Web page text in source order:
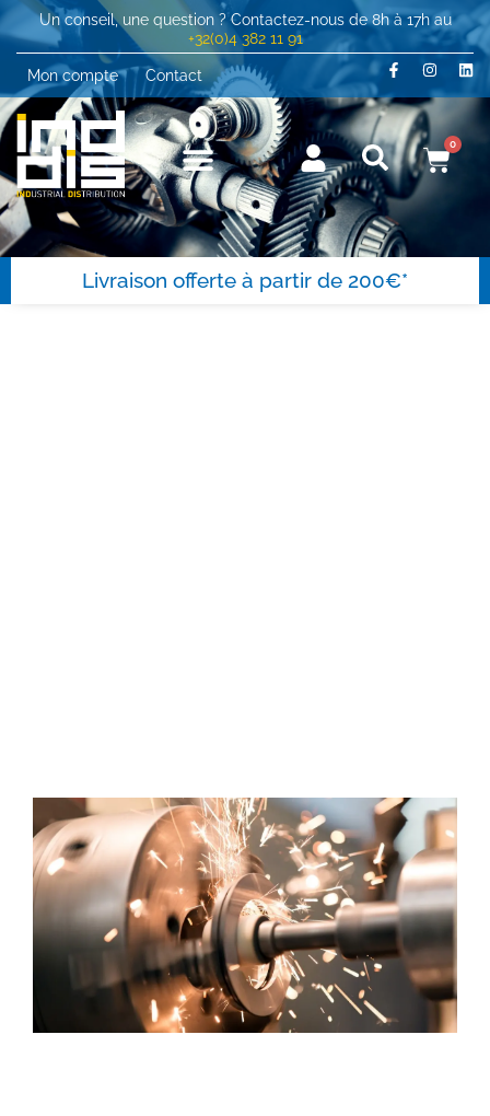
Un conseil, une question ? Contactez-nous de 8h à 17h au
+32(0)4 382 11 91
Mon compte
Contact
0
Livraison offerte à partir de 200€*